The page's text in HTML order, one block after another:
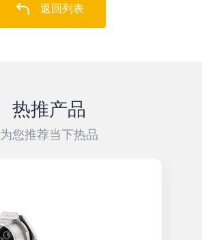
返回列表
热推产品
为您推荐当下热品